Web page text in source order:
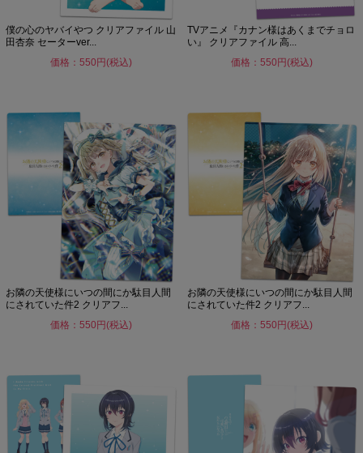
僕の心のヤバイやつ クリアファイル 山
田杏奈 セーターver...
価格：550円(税込)
TVアニメ『カナン様はあくまでチョロ
い』 クリアファイル 高...
価格：550円(税込)
お隣の天使様にいつの間にか駄目人間
にされていた件2 クリアフ...
価格：550円(税込)
お隣の天使様にいつの間にか駄目人間
にされていた件2 クリアフ...
価格：550円(税込)